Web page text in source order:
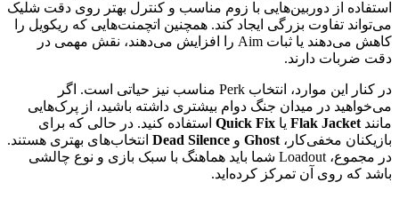
استفاده از دوربین‌هایی با زوم مناسب و کنترل بهتر روی دقت شلیک
می‌تواند تفاوت بزرگی ایجاد کند. همچنین اتچمنت‌هایی که ریکویل را
کاهش می‌دهند یا ثبات Aim را افزایش می‌دهند، نقش مهمی در
دقت ضربات دارند.
در کنار این موارد، انتخاب Perk مناسب نیز حیاتی است. اگر
می‌خواهید در میدان جنگ دوام بیشتری داشته باشید، از پرک‌هایی
مانند Flak Jacket یا Quick Fix استفاده کنید. در حالی که برای
بازیکنان مخفی‌کار، Ghost و Dead Silence انتخاب‌های بهتری هستند.
در مجموع، Loadout شما باید هماهنگ با سبک بازی و نوع چالشی
باشد که روی آن تمرکز کرده‌اید.